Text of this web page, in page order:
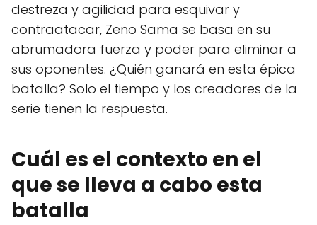
destreza y agilidad para esquivar y
contraatacar, Zeno Sama se basa en su
abrumadora fuerza y poder para eliminar a
sus oponentes. ¿Quién ganará en esta épica
batalla? Solo el tiempo y los creadores de la
serie tienen la respuesta.
Cuál es el contexto en el
que se lleva a cabo esta
batalla